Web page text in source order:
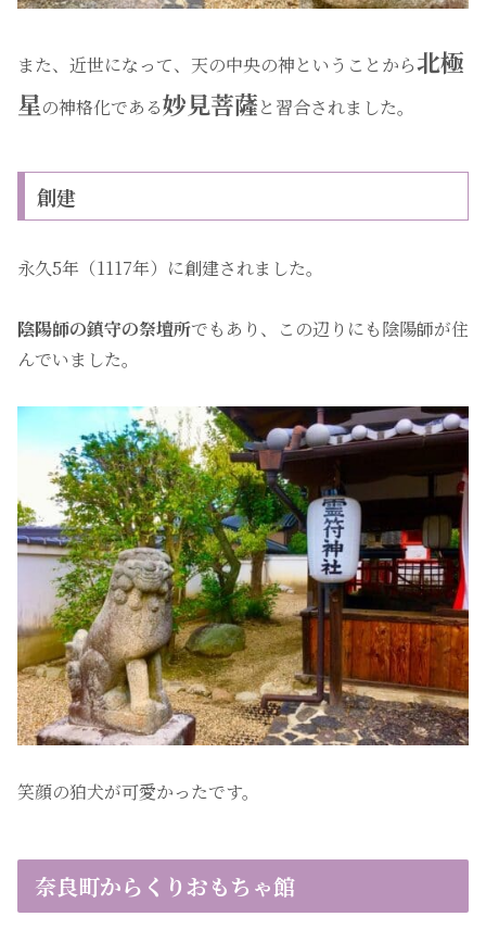
また、近世になって、天の中央の神ということから北極
星の神格化である妙見菩薩と習合されました。
創建
永久5年（1117年）に創建されました。
陰陽師の鎮守の祭壇所でもあり、この辺りにも陰陽師が住
んでいました。
笑顔の狛犬が可愛かったです。
奈良町からくりおもちゃ館